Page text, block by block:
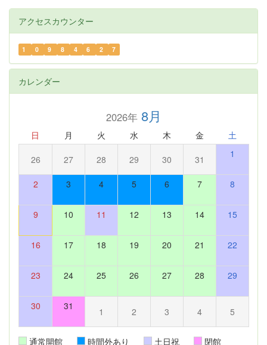
アクセスカウンター
1 0 9 8 4 6 2 7
カレンダー
2026年8月
日 月 火 水 木 金 土
26 27 28 29 30 31 1
2 3 4 5 6 7 8
9 10 11 12 13 14 15
16 17 18 19 20 21 22
23 24 25 26 27 28 29
30 31 1 2 3 4 5
通常開館 時間外あり 土日祝 閉館